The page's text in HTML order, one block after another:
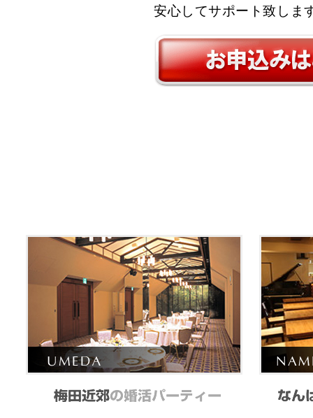
安心してサポート致しま